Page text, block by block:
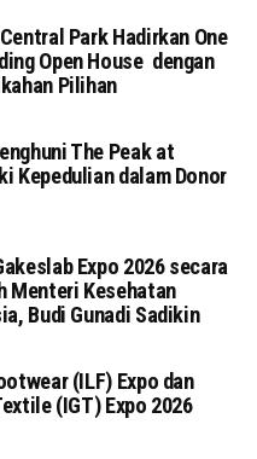
Park Hadirkan One
Open House dengan
Pilihan
The Peak at
Kepedulian dalam Donor
Expo 2026 secara
Menteri Kesehatan
Budi Gunadi Sadikin
(ILF) Expo dan
(IGT) Expo 2026